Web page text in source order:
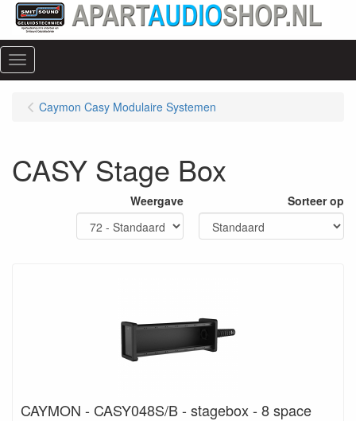
Menu
Caymon Casy Modulaire Systemen
CASY Stage Box
Weergave Sorteer op
CAYMON - CASY048S/B - stagebox - 8 space